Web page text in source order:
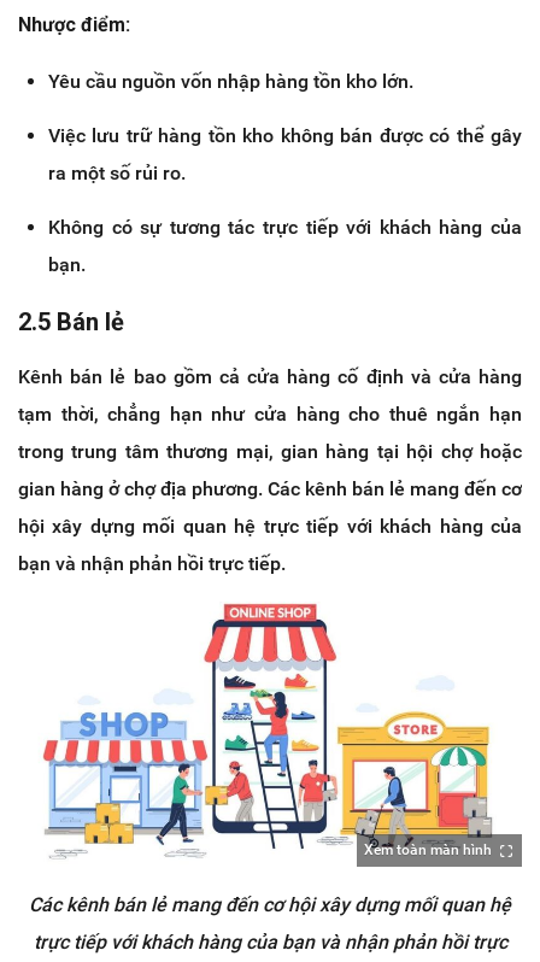
Nhược điểm:
Yêu cầu nguồn vốn nhập hàng tồn kho lớn.
Việc lưu trữ hàng tồn kho không bán được có thể gây
ra một số rủi ro.
Không có sự tương tác trực tiếp với khách hàng của
bạn.
2.5 Bán lẻ
Kênh bán lẻ bao gồm cả cửa hàng cố định và cửa hàng
tạm thời, chẳng hạn như cửa hàng cho thuê ngắn hạn
trong trung tâm thương mại, gian hàng tại hội chợ hoặc
gian hàng ở chợ địa phương. Các kênh bán lẻ mang đến cơ
hội xây dựng mối quan hệ trực tiếp với khách hàng của
bạn và nhận phản hồi trực tiếp.
Xem toàn màn hình
Các kênh bán lẻ mang đến cơ hội xây dựng mối quan hệ
trực tiếp với khách hàng của bạn và nhận phản hồi trực